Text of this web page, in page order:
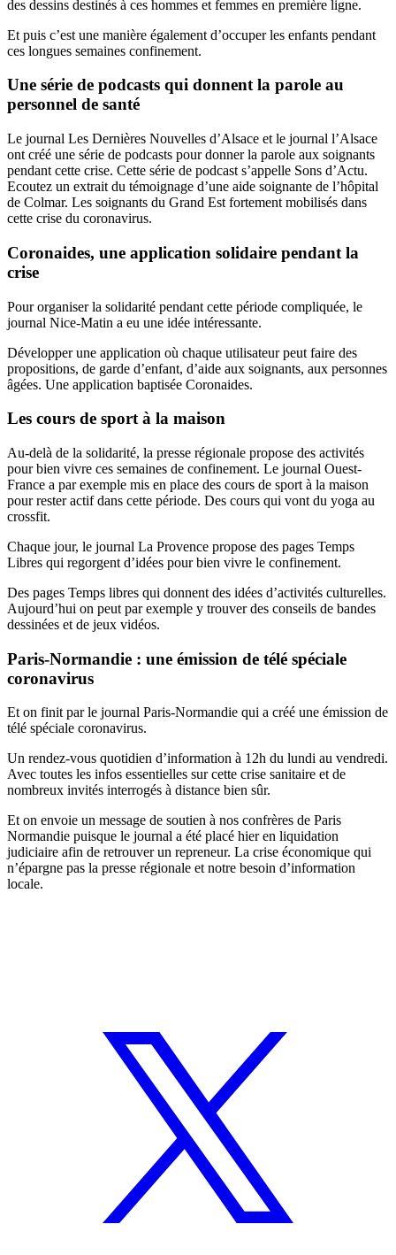
des dessins destinés à ces hommes et femmes en première ligne.
Et puis c’est une manière également d’occuper les enfants pendant
ces longues semaines confinement.
Une série de podcasts qui donnent la parole au
personnel de santé
Le journal Les Dernières Nouvelles d’Alsace et le journal l’Alsace
ont créé une série de podcasts pour donner la parole aux soignants
pendant cette crise. Cette série de podcast s’appelle Sons d’Actu.
Ecoutez un extrait du témoignage d’une aide soignante de l’hôpital
de Colmar. Les soignants du Grand Est fortement mobilisés dans
cette crise du coronavirus.
Coronaides, une application solidaire pendant la
crise
Pour organiser la solidarité pendant cette période compliquée, le
journal Nice-Matin a eu une idée intéressante.
Développer une application où chaque utilisateur peut faire des
propositions, de garde d’enfant, d’aide aux soignants, aux personnes
âgées. Une application baptisée Coronaides.
Les cours de sport à la maison
Au-delà de la solidarité, la presse régionale propose des activités
pour bien vivre ces semaines de confinement. Le journal Ouest-
France a par exemple mis en place des cours de sport à la maison
pour rester actif dans cette période. Des cours qui vont du yoga au
crossfit.
Chaque jour, le journal La Provence propose des pages Temps
Libres qui regorgent d’idées pour bien vivre le confinement.
Des pages Temps libres qui donnent des idées d’activités culturelles.
Aujourd’hui on peut par exemple y trouver des conseils de bandes
dessinées et de jeux vidéos.
Paris-Normandie : une émission de télé spéciale
coronavirus
Et on finit par le journal Paris-Normandie qui a créé une émission de
télé spéciale coronavirus.
Un rendez-vous quotidien d’information à 12h du lundi au vendredi.
Avec toutes les infos essentielles sur cette crise sanitaire et de
nombreux invités interrogés à distance bien sûr.
Et on envoie un message de soutien à nos confrères de Paris
Normandie puisque le journal a été placé hier en liquidation
judiciaire afin de retrouver un repreneur. La crise économique qui
n’épargne pas la presse régionale et notre besoin d’information
locale.